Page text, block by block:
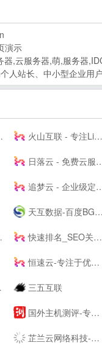
演示
器,云服务器,萌,服务器
人站长、中小型企业用
火山互联 - 专注Linux应用,弹性云主机 - 四川火山互联信息科技有限责任公司
日落云 - 免费云服务器免费主机专注优质云服务
追梦云 - 企业级定制高防云服务器、虚拟主机、服务器租用托管服务提供商
天互数据-百度BGP高防机房与云服务器租用托管服务中心！
快速排名_SEO关键词优化_SEO网站优化平台「推否SEO」
恒速云-专注于优质美国香港云服务器
三五互联
国外主机测评-专注国外VPS_云服务器_独立服务器_国外主机_外贸主机
芷兰云网络科技-领先的云计算服务商！[www.zhilanit.com]-四川成都天府热线高防服务器,德阳高防服务器,成都服务器托管,成都服务器租用,成都云服务器,成都高防vps,云计算